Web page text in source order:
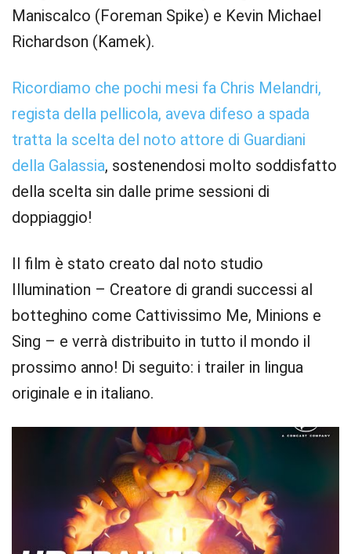
Maniscalco (Foreman Spike) e Kevin Michael
Richardson (Kamek).
Ricordiamo che pochi mesi fa Chris Melandri,
regista della pellicola, aveva difeso a spada
tratta la scelta del noto attore di Guardiani
della Galassia, sostenendosi molto soddisfatto
della scelta sin dalle prime sessioni di
doppiaggio!
Il film è stato creato dal noto studio
Illumination – Creatore di grandi successi al
botteghino come Cattivissimo Me, Minions e
Sing – e verrà distribuito in tutto il mondo il
prossimo anno! Di seguito: i trailer in lingua
originale e in italiano.